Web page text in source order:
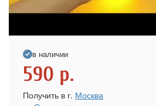
в наличии
590 р.
Получить в г. Москва